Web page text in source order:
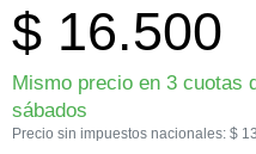
$ 16.500
Mismo precio en 3 cuotas
sábados
Precio sin impuestos nacionales: $